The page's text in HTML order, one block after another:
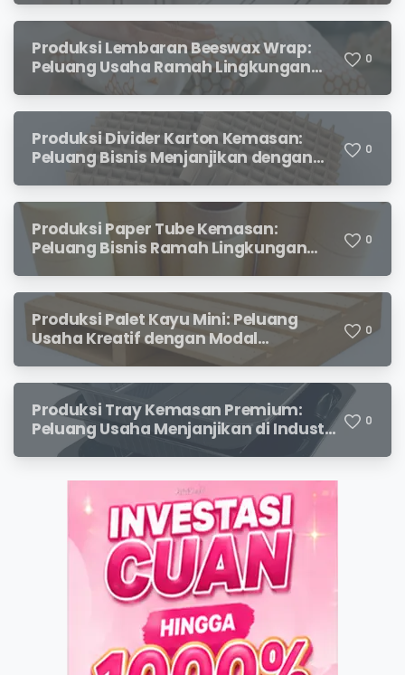
Produksi Lembaran Beeswax Wrap:
Peluang Usaha Ramah Lingkungan
yang Menjanjikan
0
Produksi Divider Karton Kemasan:
Peluang Bisnis Menjanjikan dengan
Permintaan yang Terus Meningkat
0
Produksi Paper Tube Kemasan:
Peluang Bisnis Ramah Lingkungan
0
Produksi Palet Kayu Mini: Peluang
Usaha Kreatif dengan Modal
Terjangkau dan Potensi Keuntungan
0
Produksi Tray Kemasan Premium:
Peluang Usaha Menjanjikan di Industri
Packaging Modern
0